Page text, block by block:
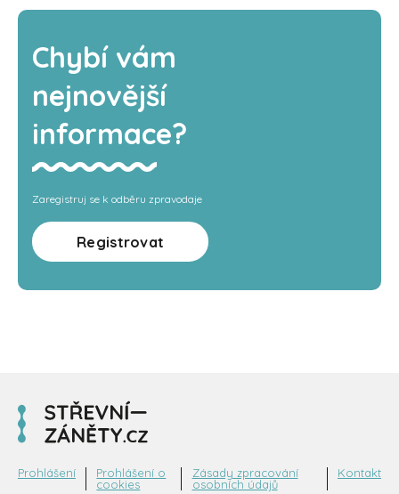
Chybí vám
nejnovější
informace?
Zaregistruj se k odběru zpravodaje
Registrovat
Prohlášení
Prohlášení o
cookies
Zásady zpracování
osobních údajů
Kontakt